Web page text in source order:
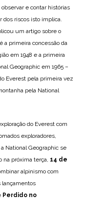
e contar histórias
dos riscos isto implica.
um artigo sobre o
a primeira concessão da
em 1948 e a primeira
Geographic em 1965 –
Everest pela primeira vez
pela National
do Everest com
exploradores,
National Geographic se
na próxima terça, 14 de
alpinismo com
lançamentos
Perdido no